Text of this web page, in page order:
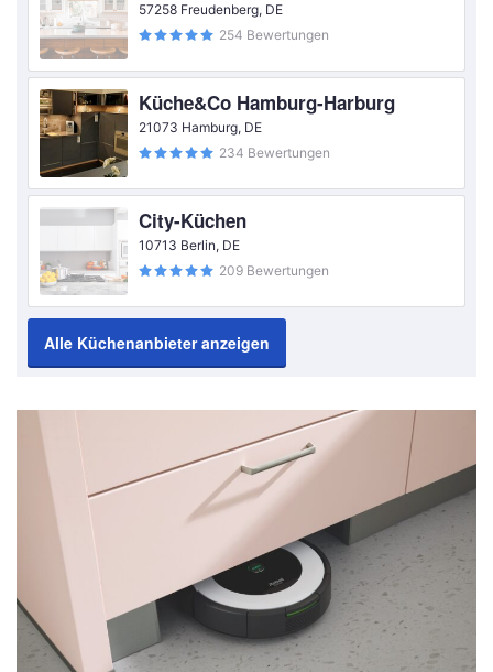
57258 Freudenberg, DE
254 Bewertungen
Küche&Co Hamburg-Harburg
21073 Hamburg, DE
234 Bewertungen
City-Küchen
10713 Berlin, DE
209 Bewertungen
Alle Küchenanbieter anzeigen